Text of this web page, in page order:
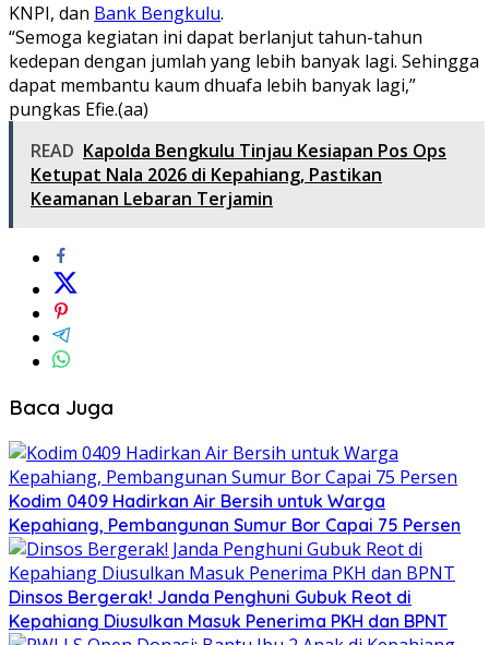
KNPI, dan Bank Bengkulu.
“Semoga kegiatan ini dapat berlanjut tahun-tahun
kedepan dengan jumlah yang lebih banyak lagi. Sehingga
dapat membantu kaum dhuafa lebih banyak lagi,”
pungkas Efie.(aa)
READ Kapolda Bengkulu Tinjau Kesiapan Pos Ops
Ketupat Nala 2026 di Kepahiang, Pastikan
Keamanan Lebaran Terjamin
Baca Juga
Kodim 0409 Hadirkan Air Bersih untuk Warga
Kepahiang, Pembangunan Sumur Bor Capai 75 Persen
Dinsos Bergerak! Janda Penghuni Gubuk Reot di
Kepahiang Diusulkan Masuk Penerima PKH dan BPNT